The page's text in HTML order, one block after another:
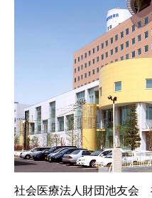
社会医療法人財団池友会